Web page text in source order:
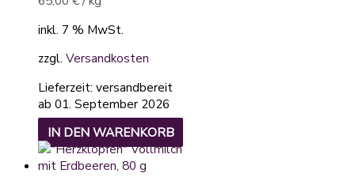
inkl. 7 % MwSt.
zzgl. Versandkosten
Lieferzeit: versandbereit
ab 01. September 2026
IN DEN WARENKORB